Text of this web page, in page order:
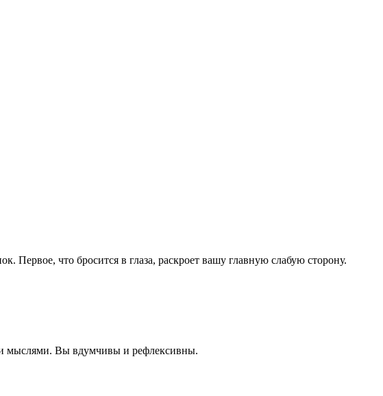
Первое, что бросится в глаза, раскроет вашу главную слабую сторону.
мыслями. Вы вдумчивы и рефлексивны.